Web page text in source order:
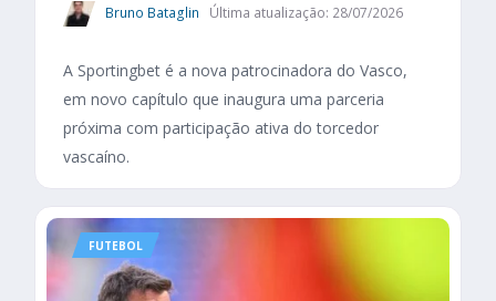
Bruno Bataglin Última atualização: 28/07/2026
A Sportingbet é a nova patrocinadora do Vasco,
em novo capítulo que inaugura uma parceria
próxima com participação ativa do torcedor
vascaíno.
FUTEBOL